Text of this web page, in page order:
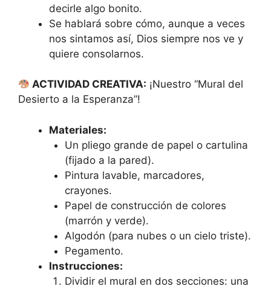
decirle algo bonito.
Se hablará sobre cómo, aunque a veces
nos sintamos así, Dios siempre nos ve y
quiere consolarnos.
ACTIVIDAD CREATIVA: ¡Nuestro “Mural del
Desierto a la Esperanza”!
Materiales:
Un pliego grande de papel o cartulina
(fijado a la pared).
Pintura lavable, marcadores,
crayones.
Papel de construcción de colores
(marrón y verde).
Algodón (para nubes o un cielo triste).
Pegamento.
Instrucciones:
Dividir el mural en dos secciones: una